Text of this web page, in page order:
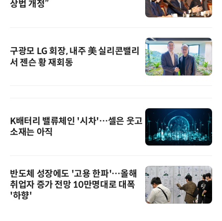
상법 개정”
구광모 LG 회장, 내주 美 실리콘밸리
서 젠슨 황 재회동
K배터리 밸류체인 '시차'…셀은 웃고
소재는 아직
반도체 성장에도 '고용 한파'…올해
취업자 증가 전망 10만명대로 대폭
'하향'